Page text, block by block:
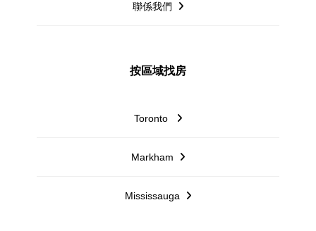
聯係我們
按區域找房
Toronto
Markham
Mississauga